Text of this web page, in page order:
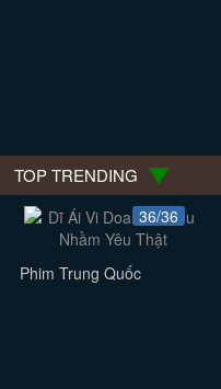
TOP TRENDING
36/36
Phim Trung Quốc